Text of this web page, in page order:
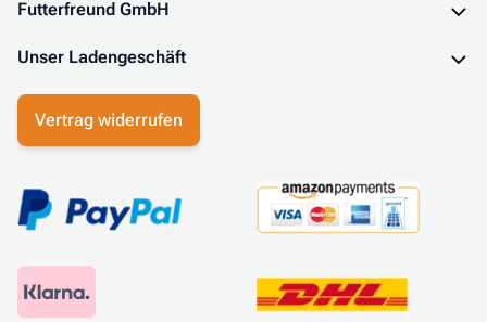
Futterfreund GmbH
Unser Ladengeschäft
Vertrag widerrufen